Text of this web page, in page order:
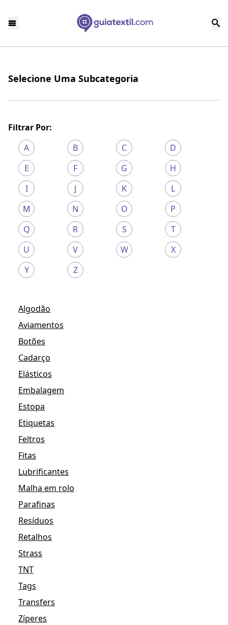
Selecione Uma Subcategoria
Filtrar Por:
A
B C
D
E
F G
H
I
J K
L
M
N O
P
Q
R S
T
U
V W
X
Y
Z
Algodão
Aviamentos
Botões
Cadarço
Elásticos
Embalagem
Estopa
Etiquetas
Feltros
Fitas
Lubrificantes
Malha em rolo
Parafinas
Resíduos
Retalhos
Strass
TNT
Tags
Transfers
Zíperes